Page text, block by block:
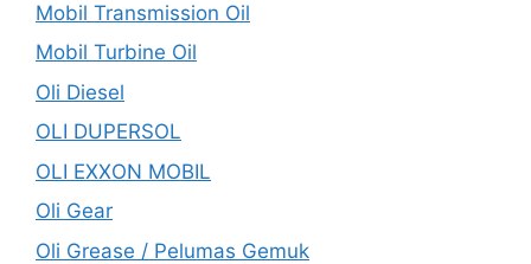
Mobil Transmission Oil
Mobil Turbine Oil
Oli Diesel
OLI DUPERSOL
OLI EXXON MOBIL
Oli Gear
Oli Grease / Pelumas Gemuk